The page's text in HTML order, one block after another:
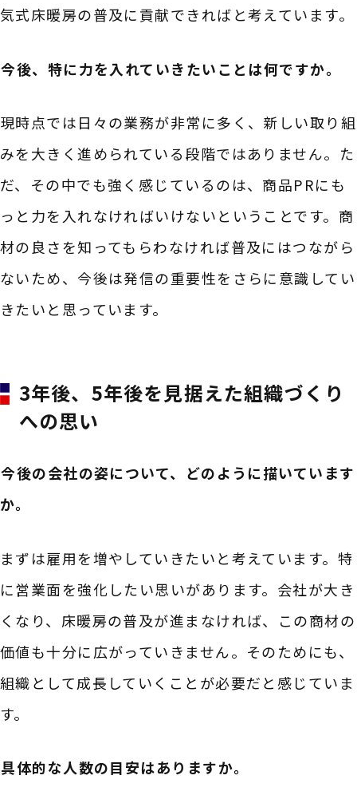
気式床暖房の普及に貢献できればと考えています。
――今後、特に力を入れていきたいことは何ですか。
現時点では日々の業務が非常に多く、新しい取り組
みを大きく進められている段階ではありません。た
だ、その中でも強く感じているのは、商品PRにも
っと力を入れなければいけないということです。商
材の良さを知ってもらわなければ普及にはつながら
ないため、今後は発信の重要性をさらに意識してい
きたいと思っています。
3年後、5年後を見据えた組織づくり
への思い
――今後の会社の姿について、どのように描いています
か。
まずは雇用を増やしていきたいと考えています。特
に営業面を強化したい思いがあります。会社が大き
くなり、床暖房の普及が進まなければ、この商材の
価値も十分に広がっていきません。そのためにも、
組織として成長していくことが必要だと感じていま
す。
――具体的な人数の目安はありますか。